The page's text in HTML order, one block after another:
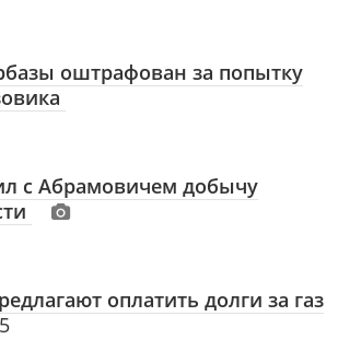
оштрафован за попытку
с Абрамовичем добычу
оплатить долги за газ
5